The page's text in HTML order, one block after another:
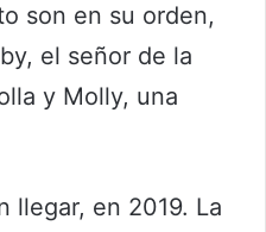
son en su orden,
el señor de la
y Molly, una
llegar, en 2019. La